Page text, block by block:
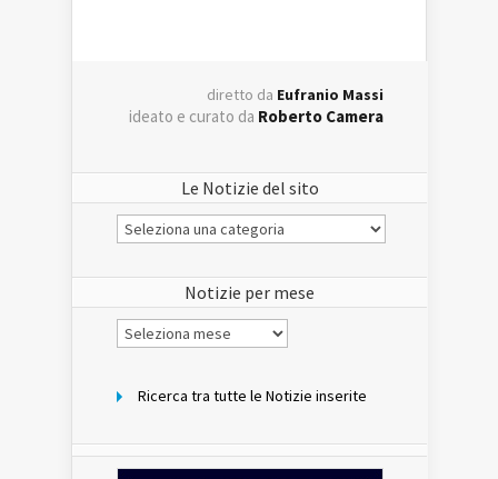
diretto da Eufranio Massi
ideato e curato da Roberto Camera
Le Notizie del sito
Le
Notizie
Notizie per mese
Notizie
per
Ricerca tra tutte le Notizie inserite